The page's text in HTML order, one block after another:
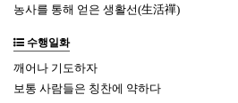
농사를 통해 얻은 생활선(生活禪)
수행일화
깨어나 기도하자
보통 사람들은 칭찬에 약하다